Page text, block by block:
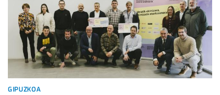
GIPUZKOA